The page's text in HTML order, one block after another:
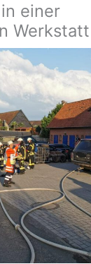
einer
Werkstatt